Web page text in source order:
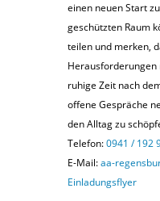
einen neuen Start
geschützten Raum
teilen und merken,
Herausforderungen
ruhige Zeit nach
offene Gespräche
den Alltag zu
Telefon:0941 / 192
E-Mail:aa-
Einladungsflyer